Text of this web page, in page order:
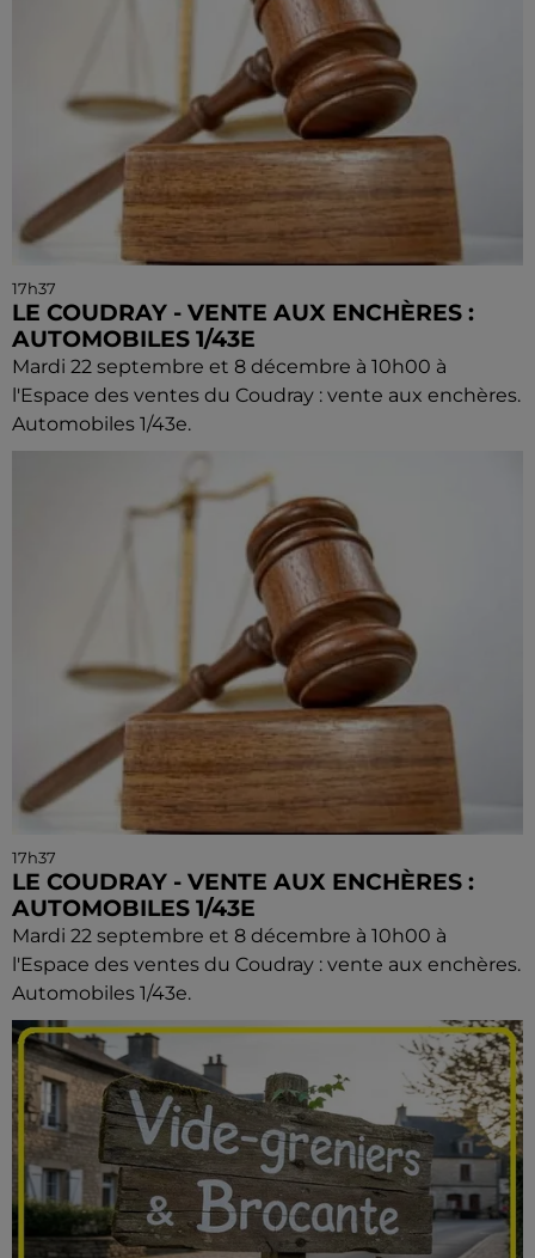
17h37
LE COUDRAY - VENTE AUX ENCHÈRES :
AUTOMOBILES 1/43E
Mardi 22 septembre et 8 décembre à 10h00 à
l'Espace des ventes du Coudray : vente aux enchères.
Automobiles 1/43e.
17h37
LE COUDRAY - VENTE AUX ENCHÈRES :
AUTOMOBILES 1/43E
Mardi 22 septembre et 8 décembre à 10h00 à
l'Espace des ventes du Coudray : vente aux enchères.
Automobiles 1/43e.